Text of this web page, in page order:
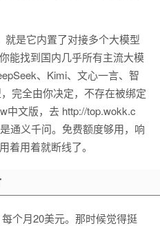
是它内置了对接多个大模型
能找到国内几乎所有主流大模
、Kimi、文心一言、智
完全由你决定，不存在被绑定
中文版，去 http://top.wokk.c
通义千问。免费额度够用，响
着用着就断线了。
个月20美元。那时候觉得挺